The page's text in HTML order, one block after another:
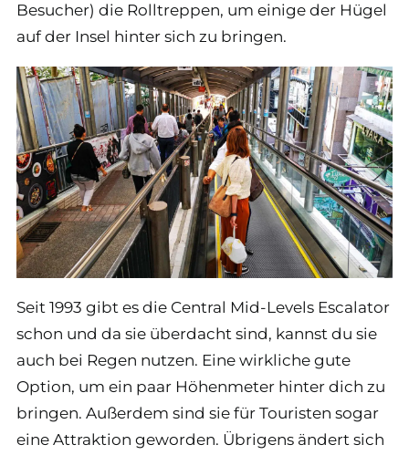
Besucher) die Rolltreppen, um einige der Hügel
auf der Insel hinter sich zu bringen.
Seit 1993 gibt es die Central Mid-Levels Escalator
schon und da sie überdacht sind, kannst du sie
auch bei Regen nutzen. Eine wirkliche gute
Option, um ein paar Höhenmeter hinter dich zu
bringen. Außerdem sind sie für Touristen sogar
eine Attraktion geworden. Übrigens ändert sich